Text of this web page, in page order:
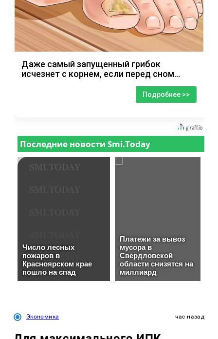
Даже самый запущенный грибок
исчезнет с корнем, если перед сном…
Подробнее >>
Экономика час назад